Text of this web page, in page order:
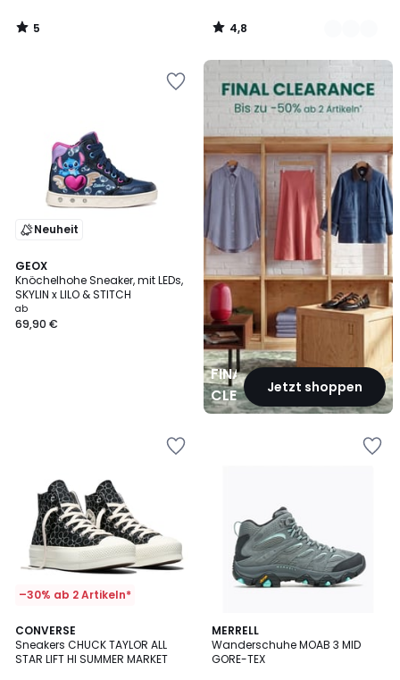
5
/
4,8
/
Neuheit
GEOX
Knöchelhohe Sneaker, mit LEDs,
SKYLIN x LILO & STITCH
ab
69,90 €
FINAL
CLEARANCEJetzt shoppen
FINAL
CLEARANCE
–30% ab 2 Artikeln*
CONVERSE
Sneakers CHUCK TAYLOR ALL
STAR LIFT HI SUMMER MARKET
5
/
5
MERRELL
Wanderschuhe MOAB 3 MID
GORE-TEX
4,5
/ 5